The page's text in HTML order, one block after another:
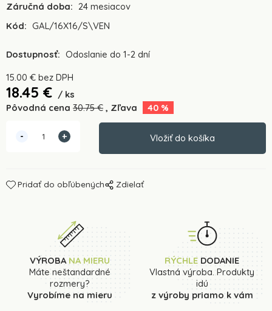
Záručná doba: 24 mesiacov
Kód: GAL/16X16/S\VEN
Dostupnosť: Odoslanie do 1-2 dní
15.00 € bez DPH
18.45 €
ks
Pôvodná cena 30.75€ Zľava 40 %
Pridať do obľúbených Zdielať
VÝROBANA MIERU
Máte neštandardné
rozmery?
Vyrobíme na mieru
RÝCHLE DODANIE
Vlastná výroba. Produkty
idú
z výroby priamo k vám